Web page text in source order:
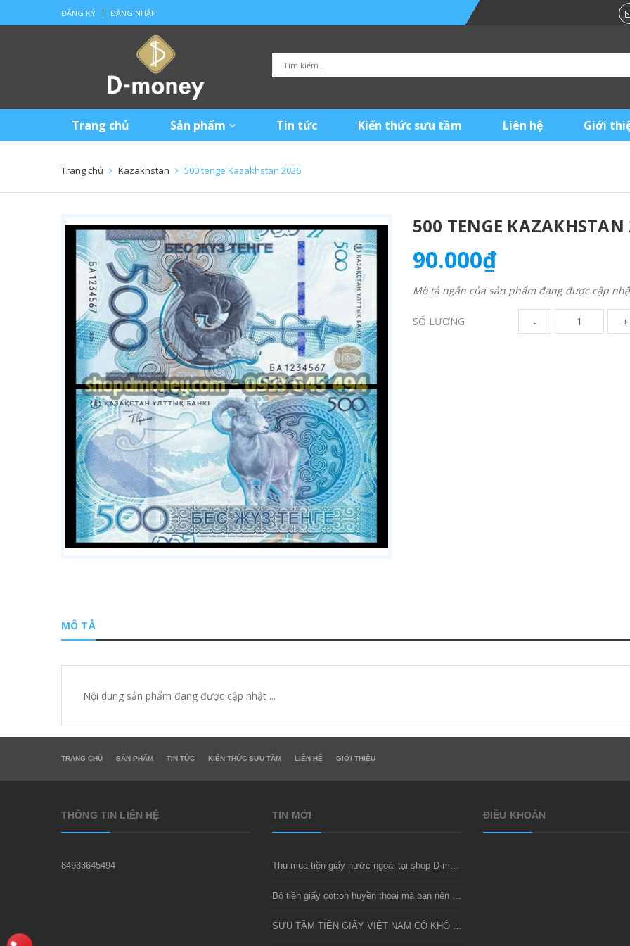
ĐĂNG KÝ ĐĂNG NHẬP
Trang chủ Sản phẩm Tin tức Kiến thức sưu tầm Liên hệ Giới
Trang chủ Kazakhstan 500 tenge Kazakhstan 2026
500 TENGE
90.000₫
Mô tả ngắn của sản phẩm đang được cập
SỐ LƯỢNG - +
MÔ TẢ
Nội dung sản phẩm đang được cập nhật ...
TRANG CHỦ SẢN PHẨM TIN TỨC KIẾN THỨC SƯU TẦM LIÊN HỆ GIỚI THIỆU
THÔNG TIN LIÊN HỆ
84933645494
TIN MỚI ĐIỀU KHOẢN